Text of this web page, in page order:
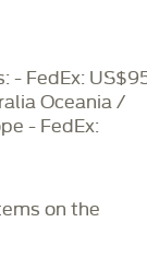
- FedEx:
Oceania /
- FedEx:
on the